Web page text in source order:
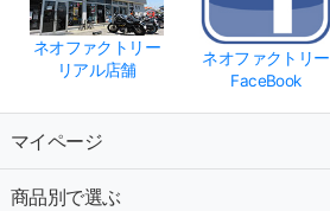
ネオファクトリー
リアル店舗
ネオファクトリー
FaceBook
マイページ
商品別で選ぶ